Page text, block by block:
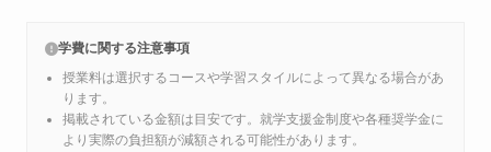
学費に関する注意事項
授業料は選択するコースや学習スタイルによって異なる場合があ
ります。
掲載されている金額は目安です。就学支援金制度や各種奨学金に
より実際の負担額が減額される可能性があります。